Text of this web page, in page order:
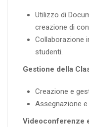
Utilizzo di
creazione di
Collaborazione
studenti.
Gestione della
Creazione e
Assegnazione
Videoconferenze